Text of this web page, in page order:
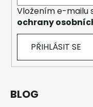
Vložením e-mailu
ochrany
PŘIHLÁSIT SE
BLOG